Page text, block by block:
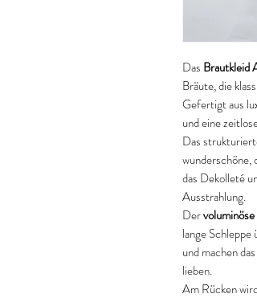
Das Brautkleid
Bräute, die
Gefertigt aus
und eine
Das
das Dekolleté
Ausstrahlung.
Der
lange
und machen
lieben.
Am Rücken